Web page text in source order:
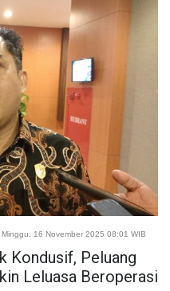
Minggu, 16 November 2025 08:01 WIB
Kondusif, Peluang
Leluasa Beroperasi